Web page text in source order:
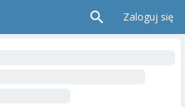
Zaloguj się